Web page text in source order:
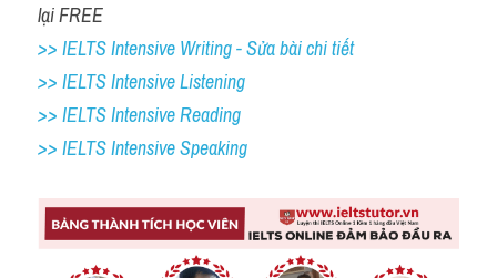
lại FREE
>> IELTS Intensive Writing - Sửa bài chi tiết
>> IELTS Intensive Listening
>> IELTS Intensive Reading
>> IELTS Intensive Speaking